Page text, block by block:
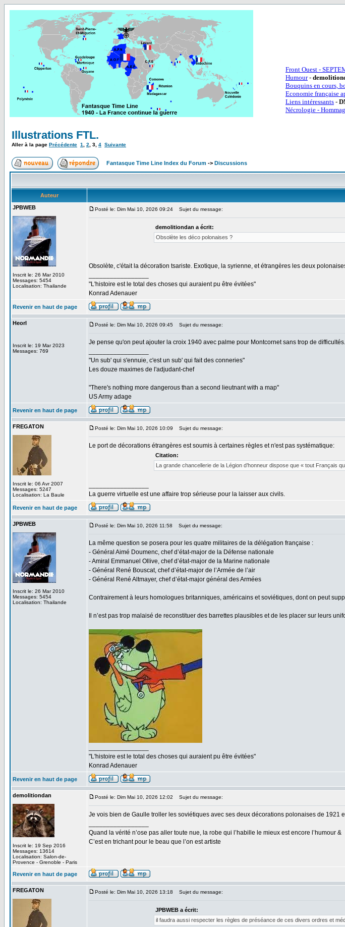
Illustrations FTL.
Aller à la page Précédente 1 2 3 4 Suivante
Fantasque Time Line Index du Forum -> Discussions
Auteur
JPBWEB
Inscrit le: 26 Mar 2010
Messages: 5454
Localisation: Thailande
Posté le: Dim Mai 10, 2026 09:24 Sujet du message:
demolitiondan a écrit:
Obsolète les déco polonaises ?
Obsolète, c'était la décoration tsariste. Exotique, la syrienne, et étrangères les deux
"L'histoire est le total des choses qui auraient pu être évitées"
Konrad Adenauer
Revenir en haut de page
Heorl
Inscrit le: 19 Mar 2023
Messages: 769
Posté le: Dim Mai 10, 2026 09:45 Sujet du message:
Je pense qu'on peut ajouter la croix 1940 avec palme pour Montcornet sans trop de
"Un sub' qui s'ennuie, c'est un sub' qui fait des conneries"
Les douze maximes de l'adjudant-chef
"There's nothing more dangerous than a second lieutnant with a map"
US Army adage
Revenir en haut de page
FREGATON
Inscrit le: 06 Avr 2007
Messages: 5247
Localisation: La Baule
Posté le: Dim Mai 10, 2026 10:09 Sujet du message:
Le port de décorations étrangères est soumis à certaines règles et n'est pas systématique:
Citation:
La grande chancellerie de la Légion d’honneur dispose que « tout Français
La guerre virtuelle est une affaire trop sérieuse pour la laisser aux civils.
Revenir en haut de page
JPBWEB
Inscrit le: 26 Mar 2010
Messages: 5454
Localisation: Thailande
Posté le: Dim Mai 10, 2026 11:58 Sujet du message:
La même question se posera pour les quatre militaires de la délégation française :
- Général Aimé Doumenc, chef d’état-major de la Défense nationale
- Amiral Emmanuel Ollive, chef d’état-major de la Marine nationale
- Général René Bouscat, chef d’état-major de l’Armée de l’air
- Général René Altmayer, chef d’état-major général des Armées
Contrairement à leurs homologues britanniques, américains et soviétiques, dont on peut
Il n’est pas trop malaisé de reconstituer des barrettes plausibles et de les placer sur leurs
"L'histoire est le total des choses qui auraient pu être évitées"
Konrad Adenauer
Revenir en haut de page
demolitiondan
Inscrit le: 19 Sep 2016
Messages: 13614
Localisation: Salon-de-
Provence - Grenoble - Paris
Posté le: Dim Mai 10, 2026 12:02 Sujet du message:
Je vois bien de Gaulle troller les soviétiques avec ses deux décorations polonaises de 1921
Quand la vérité n’ose pas aller toute nue, la robe qui l’habille le mieux est encore l’humour &
C’est en trichant pour le beau que l’on est artiste
Revenir en haut de page
FREGATON Posté le: Dim Mai 10, 2026 13:18 Sujet du message:
JPBWEB a écrit:
il faudra aussi respecter les règles de préséance de ces divers ordres et